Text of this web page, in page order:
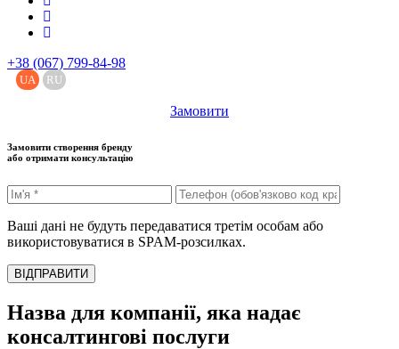
+38 (067) 799-84-98
UA RU
Замовити
Замовити створення бренду
або отримати консультацію
Ваші дані не будуть передаватися третім особам або
використовуватися в SPAM-розсилках.
ВІДПРАВИТИ
Назва для компанії, яка надає
консалтингові послуги